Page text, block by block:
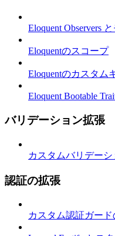
Eloquent Observers
Eloquentのスコープ
Eloquentのカスタム
Eloquent Bootable
バリデーション拡張
カスタムバリデー
認証の拡張
カスタム認証ガード